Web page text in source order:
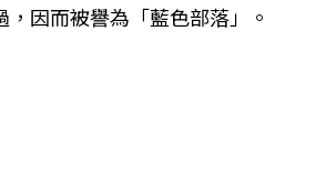
因而被譽為「藍色部落」。